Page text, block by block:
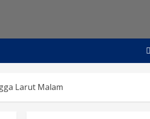
Larut Malam